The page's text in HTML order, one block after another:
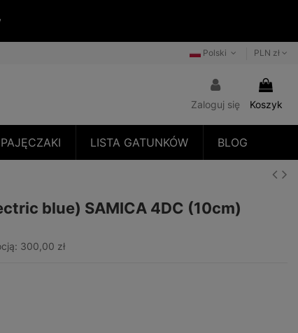
Polski PLN zł
Zaloguj się Koszyk
LISTA GATUNKÓW BLOG
blue) SAMICA 4DC (10cm)
300,00 zł